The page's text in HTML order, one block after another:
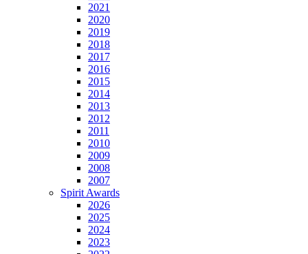
2021
2020
2019
2018
2017
2016
2015
2014
2013
2012
2011
2010
2009
2008
2007
Spirit Awards
2026
2025
2024
2023